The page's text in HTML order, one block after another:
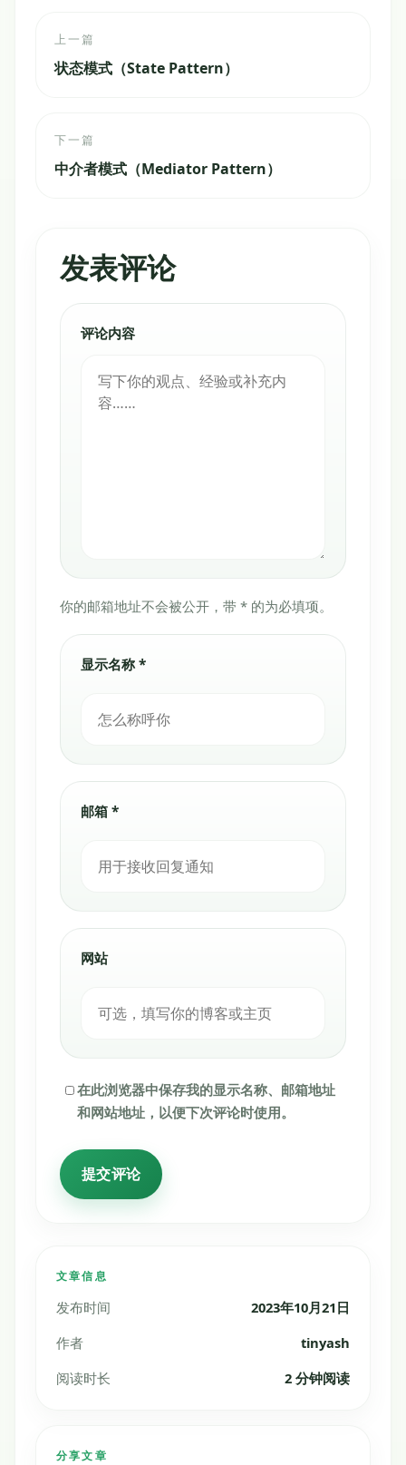
文章信息
发布时间
2023年10月21日
作者
tinyash
阅读时长
2 分钟阅读
分享文章
上一篇
状态模式（State Pattern）
下一篇
中介者模式（Mediator Pattern）
发表评论
你的邮箱地址不会被公开，带 * 的为必填项。
评论内容
显示名称 *
邮箱 *
网站
在此浏览器中保存我的显示名称、邮箱地址
和网站地址，以便下次评论时使用。